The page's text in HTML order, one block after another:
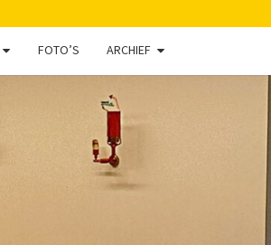
FOTO’S ARCHIEF